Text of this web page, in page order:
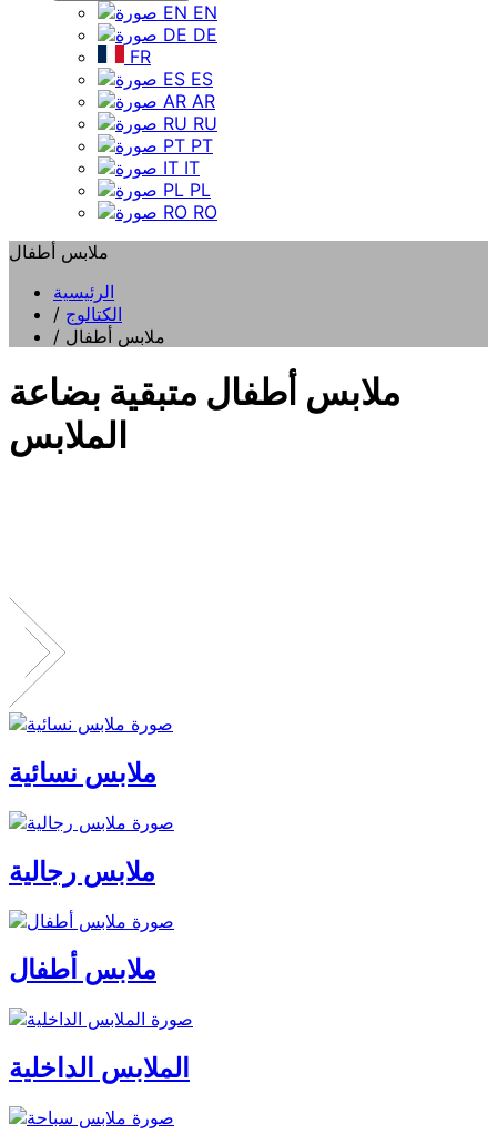
EN
DE
FR
ES
AR
RU
PT
IT
PL
RO
ملابس أطفال
الرئيسية
/ الكتالوج
/ ملابس أطفال
ملابس أطفال متبقية بضاعة
الملابس
ملابس نسائية
ملابس رجالية
ملابس أطفال
الملابس الداخلية